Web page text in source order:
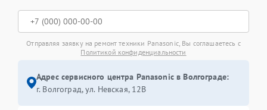
Отправляя заявку на ремонт техники Panasonic, Вы соглашаетесь с
Политикой конфиденциальности
Адрес сервисного центра Panasonic в Волгограде:
г. Волгоград, ул. Невская, 12В